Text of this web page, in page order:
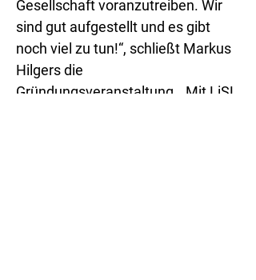
Gesellschaft voranzutreiben. Wir
sind gut aufgestellt und es gibt
noch viel zu tun!“, schließt Markus
Hilgers die
Gründungsveranstaltung. „Mit LiSL